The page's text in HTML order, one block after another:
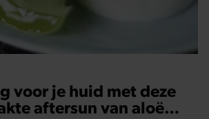
voor je huid met deze
aftersun van aloë